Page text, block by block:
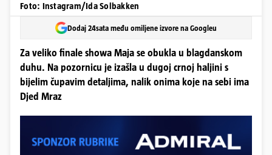
Foto: Instagram/Ida Solbakken
Dodaj 24sata među omiljene izvore na Googleu
Za veliko finale showa Maja se obukla u blagdanskom
duhu. Na pozornicu je izašla u dugoj crnoj haljini s
bijelim čupavim detaljima, nalik onima koje na sebi ima
Djed Mraz